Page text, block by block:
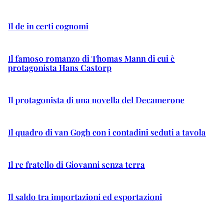
Il de in certi cognomi
Il famoso romanzo di Thomas Mann di cui è
protagonista Hans Castorp
Il protagonista di una novella del Decamerone
Il quadro di van Gogh con i contadini seduti a tavola
Il re fratello di Giovanni senza terra
Il saldo tra importazioni ed esportazioni